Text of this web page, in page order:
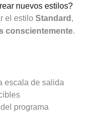
nuevos estilos?
el estiloStandard,
conscientemente.
escala de salida
programa